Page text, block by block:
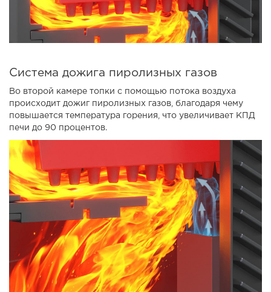
Система дожига пиролизных газов
Во второй камере топки с помощью потока воздуха
происходит дожиг пиролизных газов, благодаря чему
повышается температура горения, что увеличивает КПД
печи до 90 процентов.